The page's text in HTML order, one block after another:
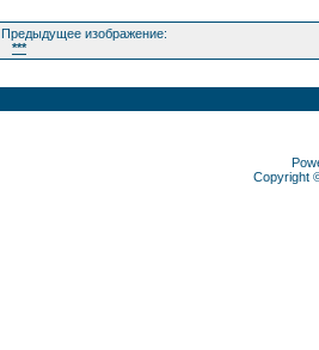
Предыдущее изображение:
***
Copyright